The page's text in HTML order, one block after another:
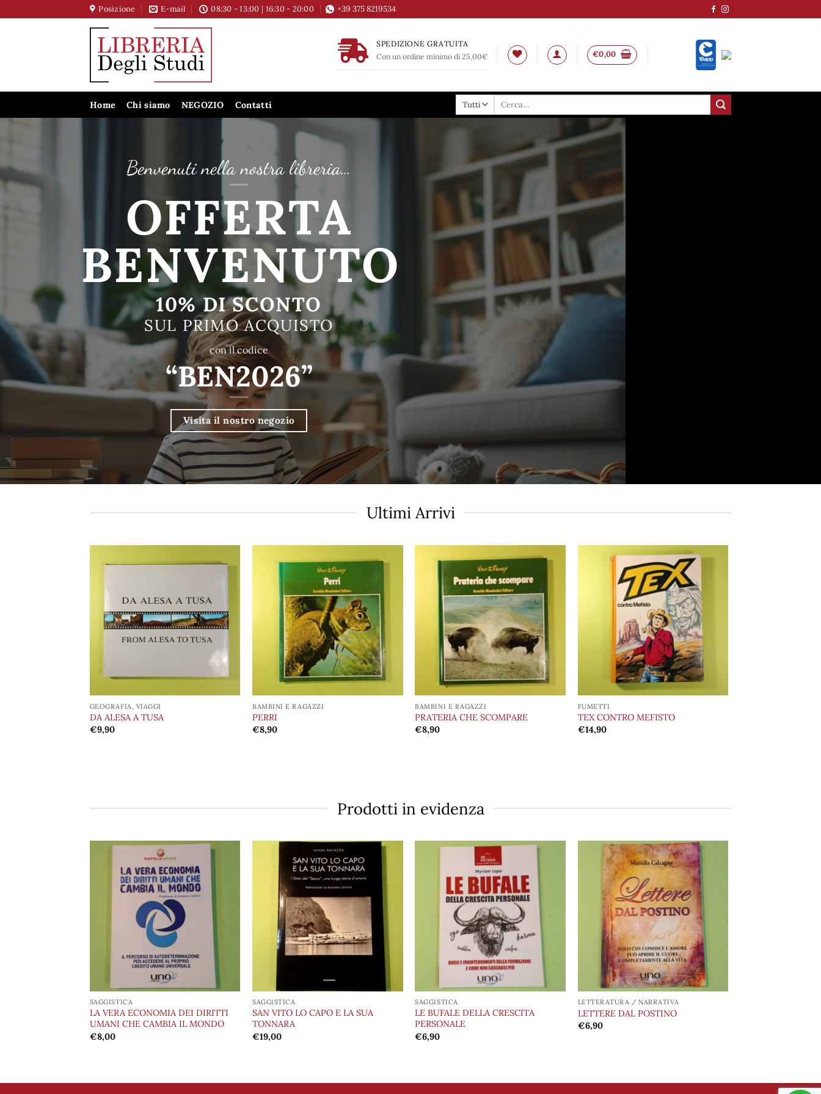
ai
Posizione E-mail 08:30 - 13:00 | 16:30 - 20:00 +39 375 8219534
SPEDIZIONE GRATUITA
Con un ordine minimo di 25,00€
€0,00
Home Chi siamo NEGOZIO Contatti Cerca:
Benvenuti nella nostra libreria…
OFFERTA
BENVENUTO
10% DI SCONTO
SUL PRIMO ACQUISTO
con il codice
“BEN2026”
Visita il nostro negozio
Ultimi Arrivi
desideri
GEOGRAFIA, VIAGGI
DA ALESA A TUSA
€9,90
dei
desideri
BAMBINI E RAGAZZI
PERRI
€8,90
Aggiungi
dei
desideri
BAMBINI E RAGAZZI
PRATERIA CHE SCOMPARE
€8,90
Aggiungi
alla lista
dei
desideri
FUMETTI
TEX CONTRO MEFISTO
€14,90
Prodotti in evidenza
SAGGISTICA
LA VERA ECONOMIA DEI DIRITTI
UMANI CHE CAMBIA IL MONDO
€8,00
desideri
SAGGISTICA
SAN VITO LO CAPO E LA SUA
TONNARA
€19,00
Aggiungi
desideri
SAGGISTICA
LE BUFALE DELLA CRESCITA
PERSONALE
€6,90
Aggiungi
alla lista
dei
desideri
LETTERATURA / NARRATIVA
LETTERE DAL POSTINO
€6,90